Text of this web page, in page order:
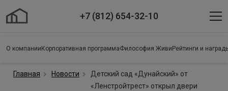
+7 (812) 654-32-10
О компании Корпоративная программаФилософия Живи Рейтинги и
Главная Новости
Детский сад «Дунайский» от
«Ленстройтрест» открыл двери